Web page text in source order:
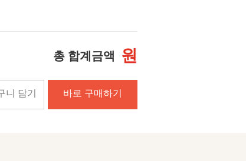
총 합계금액 원
니 담기 바로 구매하기